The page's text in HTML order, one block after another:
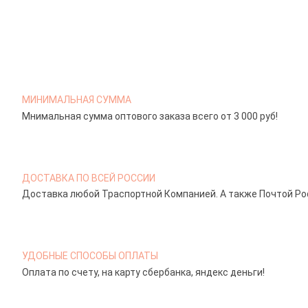
МИНИМАЛЬНАЯ СУММА
Мнимальная сумма оптового заказа всего от 3 000 руб!
ДОСТАВКА ПО ВСЕЙ РОССИИ
Доставка любой Траспортной Компанией. А также Почтой
УДОБНЫЕ СПОСОБЫ ОПЛАТЫ
Оплата по счету, на карту сбербанка, яндекс деньги!